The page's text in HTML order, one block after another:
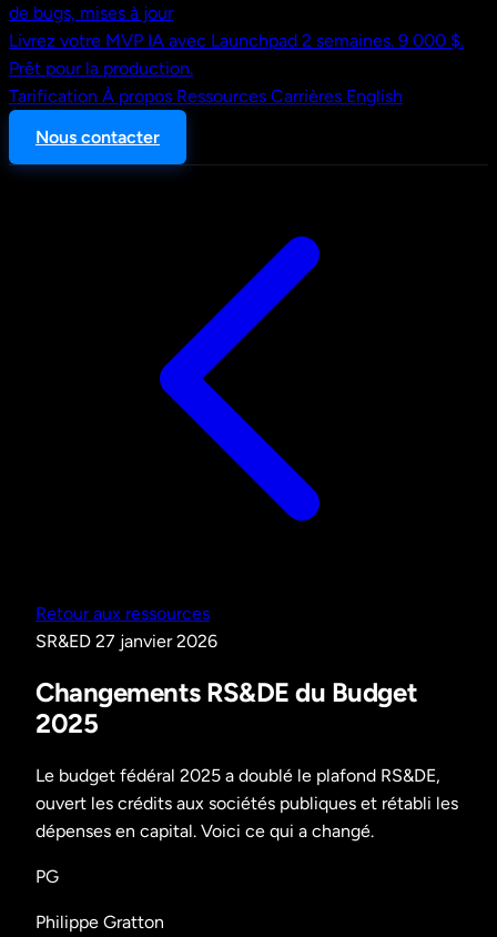
de bugs, mises à jour
Livrez votre MVP IA avec Launchpad 2 semaines. 9 000 $.
Prêt pour la production.
Tarification À propos Ressources Carrières English
Nous contacter
Retour aux ressources
SR&ED 27 janvier 2026
Changements RS&DE du Budget
2025
Le budget fédéral 2025 a doublé le plafond RS&DE,
ouvert les crédits aux sociétés publiques et rétabli les
dépenses en capital. Voici ce qui a changé.
PG
Philippe Gratton